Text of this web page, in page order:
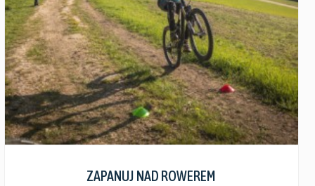
można
wybrać
na
stronie
produktu
ZAPANUJ NAD ROWEREM